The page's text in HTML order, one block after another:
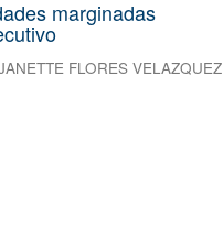
marginadas
FLORES VELAZQUEZ